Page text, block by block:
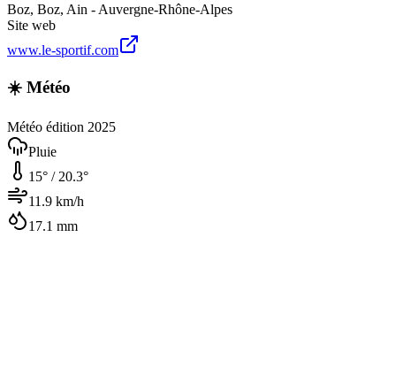
Boz, Boz, Ain - Auvergne-Rhône-Alpes
Site web
www.le-sportif.com
☀️ Météo
Météo édition 2025
Pluie
15° / 20.3°
11.9 km/h
17.1 mm